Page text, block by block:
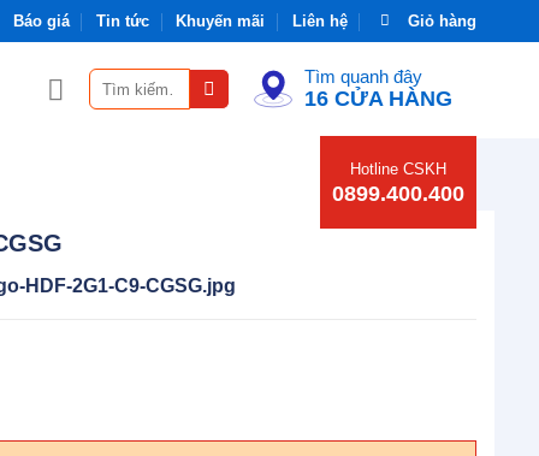
Báo giá Tin tức Khuyến mãi Liên hệ Giỏ hàng
Tìm
kiếm:
Tìm quanh đây
16 CỬA HÀNG
Hotline CSKH
0899.400.400
HDF-2G1-C9-CGSG.jpg